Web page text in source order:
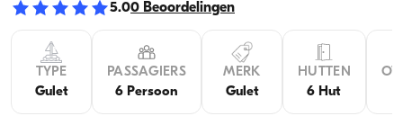
5.00 Beoordelingen
TYPE
Gulet
PASSAGIERS
6 Persoon
MERK
Gulet
HUTTEN
6 Hut